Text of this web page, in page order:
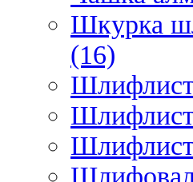
Шкурка
(16)
Шлифлист